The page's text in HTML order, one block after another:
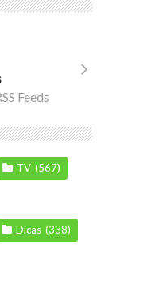
Feeds
TV (567)
Dicas (338)